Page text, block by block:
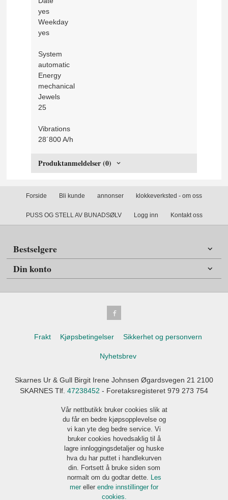
yes
Weekday
yes
System
automatic
Energy
mechanical
Jewels
25
Vibrations
28´800 A/h
Produktanmeldelser (0)
Forside Bli kunde annonser klokkeverksted - om oss
PUSS OG STELL AV BUNADSØLV Logg inn Kontakt oss
Bestselgere
Din konto
Frakt Kjøpsbetingelser Sikkerhet og personvern
Nyhetsbrev
Skarnes Ur & Gull Birgit Irene Johnsen Øgardsvegen 21 2100
SKARNES Tlf. 47238452 - Foretaksregisteret 979 273 754
Vår nettbutikk bruker cookies slik at
du får en bedre kjøpsopplevelse og
vi kan yte deg bedre service. Vi
bruker cookies hovedsaklig til å
lagre innloggingsdetaljer og huske
hva du har puttet i handlekurven
din. Fortsett å bruke siden som
normalt om du godtar dette. Les
mer eller endre innstillinger for
cookies.